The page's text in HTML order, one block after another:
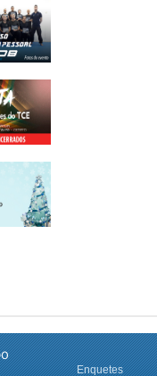
Enquetes